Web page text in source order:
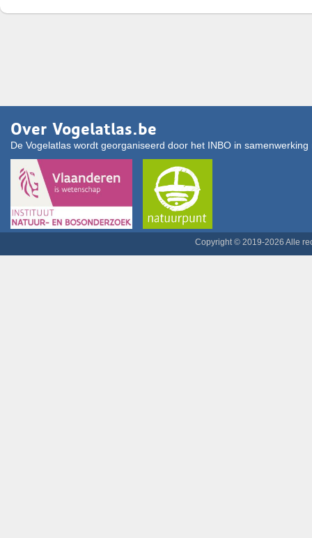
Over Vogelatlas.be
De Vogelatlas wordt georganiseerd door het INBO in
Copyright © 2019-2026 Alle